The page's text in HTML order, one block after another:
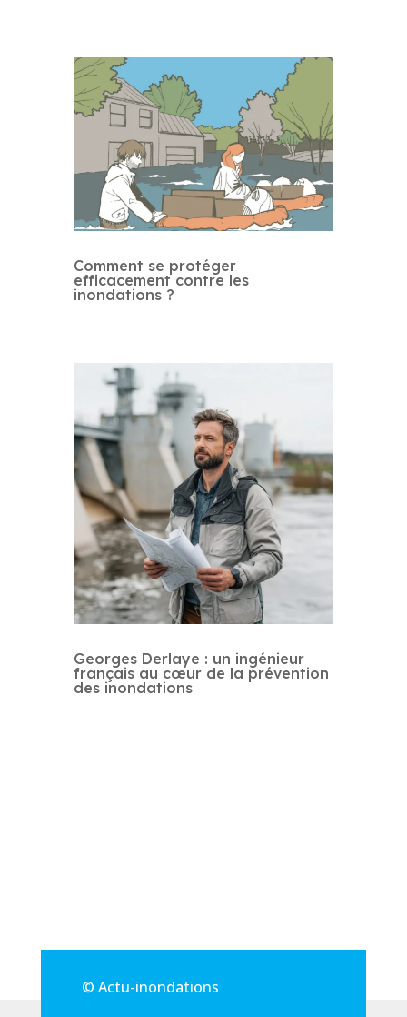
Comment se protéger
efficacement contre les
inondations ?
Georges Derlaye : un ingénieur
français au cœur de la prévention
des inondations
© Actu-inondations